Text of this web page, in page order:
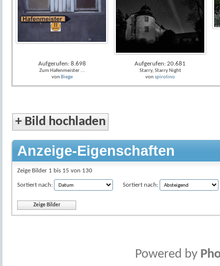
Aufgerufen: 8.698
Zum Hafenmeister ...
von Biege
Aufgerufen: 20.681
Starry, Starry Night
von spirolino
+ Bild hochladen
Anzeige-Eigenschaften
Zeige Bilder 1 bis 15 von 130
Sortiert nach: Sortiert nach:
Powered by